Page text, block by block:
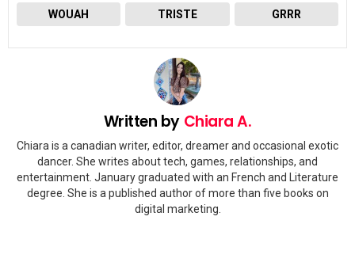
WOUAH TRISTE GRRR
Written by Chiara A.
Chiara is a canadian writer, editor, dreamer and occasional exotic
dancer. She writes about tech, games, relationships, and
entertainment. January graduated with an French and Literature
degree. She is a published author of more than five books on
digital marketing.